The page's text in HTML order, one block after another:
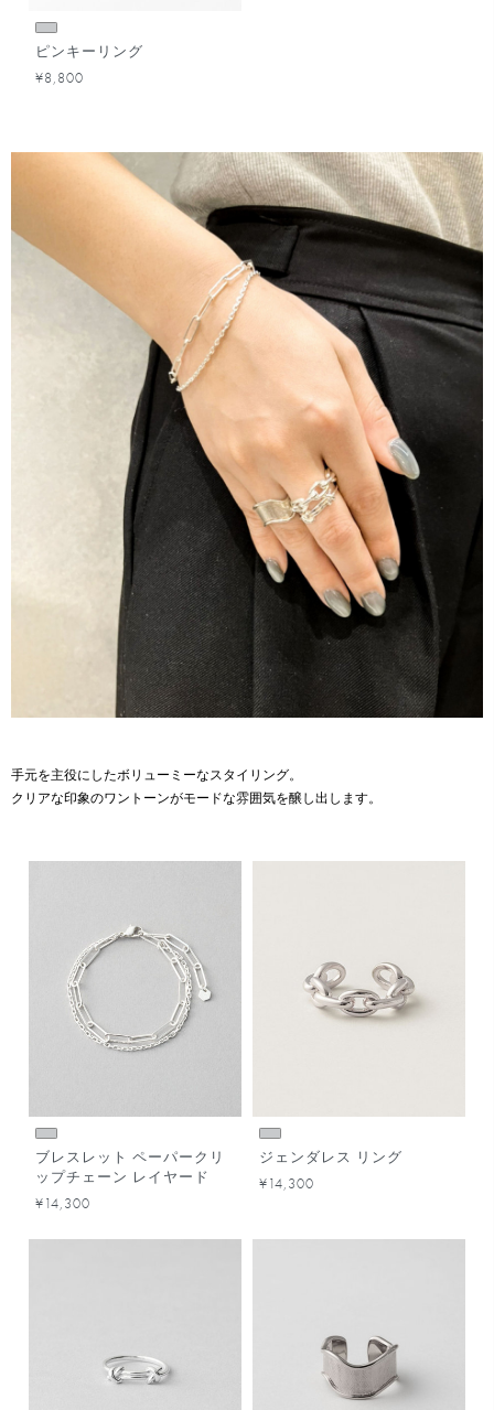
ピンキーリング
¥8,800
手元を主役にしたボリューミーなスタイリング。
クリアな印象のワントーンがモードな雰囲気を醸し出します。
ブレスレット ペーパークリ
ップチェーン レイヤード
¥14,300
ジェンダレス リング
¥14,300